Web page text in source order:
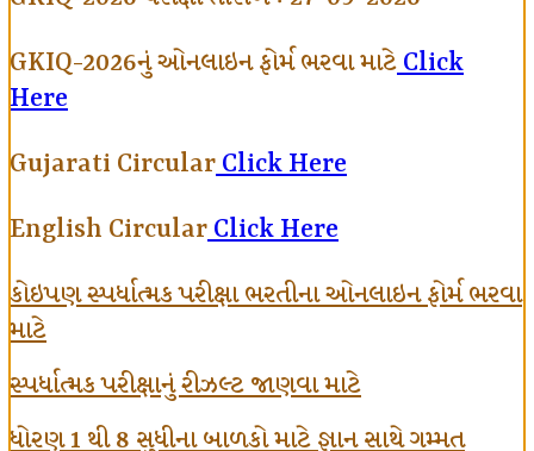
GKIQ-2026નું ઓનલાઇન ફોર્મ ભરવા માટે Click
Here
Gujarati Circular Click Here
English Circular Click Here
કોઇપણ સ્પર્ધાત્મક પરીક્ષા ભરતીના ઓનલાઇન ફોર્મ ભરવા
માટે
સ્પર્ધાત્મક પરીક્ષાનું રીઝલ્ટ જાણવા માટે
ધોરણ 1 થી 8 સુધીના બાળકો માટે જ્ઞાન સાથે ગમ્મત